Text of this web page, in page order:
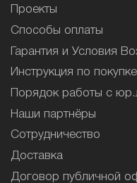
Проекты
Способы оплаты
Гарантия и Условия
Инструкция по
Порядок работы с
Наши партнёры
Сотрудничество
Доставка
Договор публичной